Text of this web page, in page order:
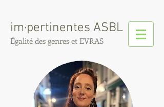
im·pertinentes ASBL
Égalité des genres et EVRAS